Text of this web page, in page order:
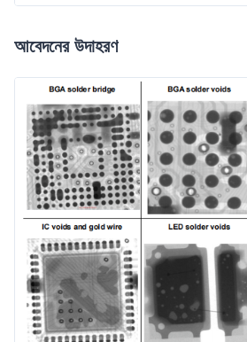
আবেদনের উদাহরণ